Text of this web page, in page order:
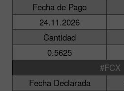
Fecha de Pago
24.11.2026
Cantidad
0.5625
#FCX
Fecha Declarada